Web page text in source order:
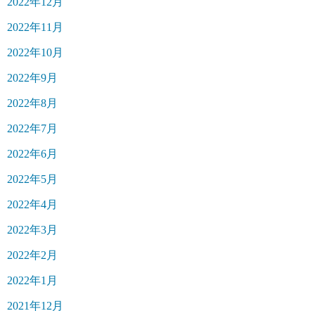
2022年11月
2022年10月
2022年9月
2022年8月
2022年7月
2022年6月
2022年5月
2022年4月
2022年3月
2022年2月
2022年1月
2021年12月